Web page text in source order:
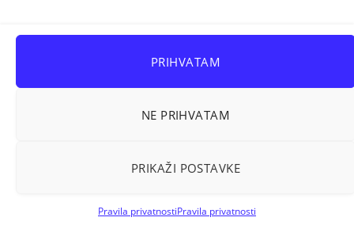
PRIHVATAM
NE PRIHVATAM
PRIKAŽI POSTAVKE
Pravila privatnostiPravila privatnosti
Korištenje zemljišta
Stručni ispiti